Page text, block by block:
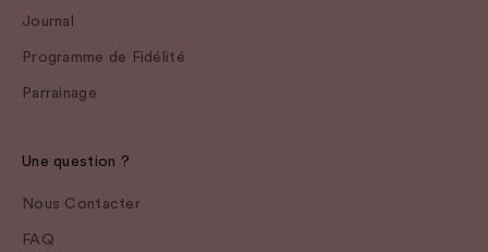
Journal
Programme de Fidélité
Parrainage
Une question ?
Nous Contacter
FAQ